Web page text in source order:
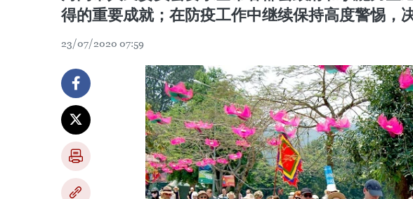
得的重要成就；在防疫工作中继续保持高度警惕，
23/07/2020 07:59